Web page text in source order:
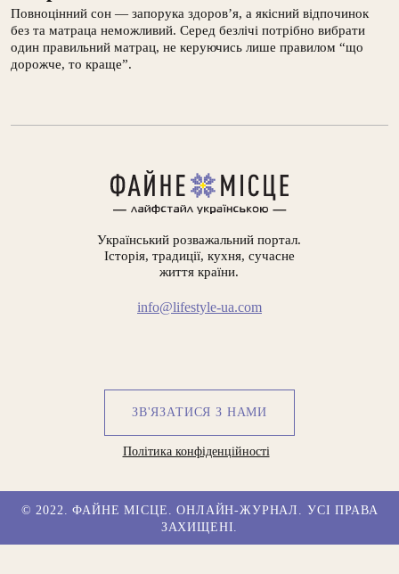
Повноцінний сон — запорука здоров’я, а якісний відпочинок
без та матраца неможливий. Серед безлічі потрібно вибрати
один правильний матрац, не керуючись лише правилом “що
дорожче, то краще”.
Український розважальний портал.
Історія, традиції, кухня, сучасне
життя країни.
info@lifestyle-ua.com
ЗВ'ЯЗАТИСЯ З НАМИ
Політика конфіденційності
© 2022. ФАЙНЕ МІСЦЕ. ОНЛАЙН-ЖУРНАЛ. УСІ ПРАВА
ЗАХИЩЕНІ.